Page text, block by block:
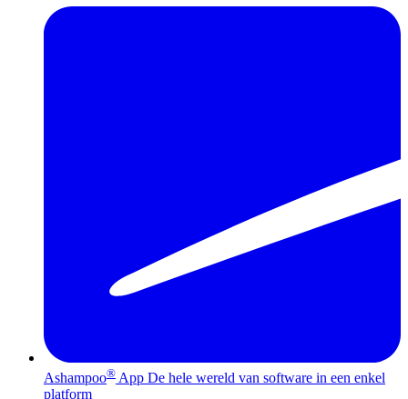
Ashampoo® App De hele wereld van software in een enkel
platform